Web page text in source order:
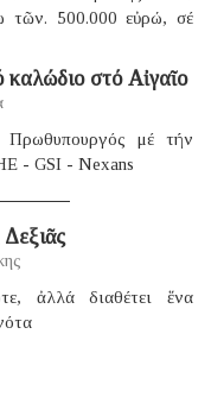
τῶν. 500.000 εὐρώ, σέ
καλώδιο στό Αἰγαῖο
μέ τήν
- GSI - Nexans
ἀλλά διαθέτει ἕνα